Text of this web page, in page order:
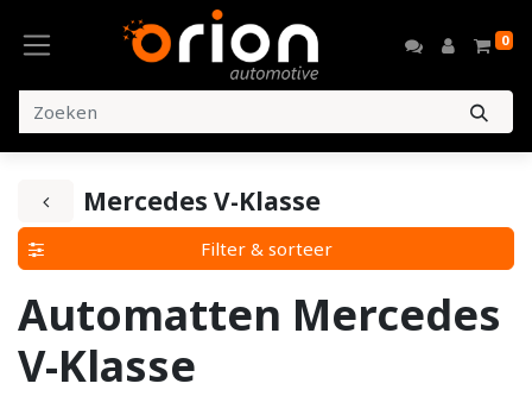
0
Mercedes V-Klasse
Filter & sorteer
Automatten Mercedes
V-Klasse